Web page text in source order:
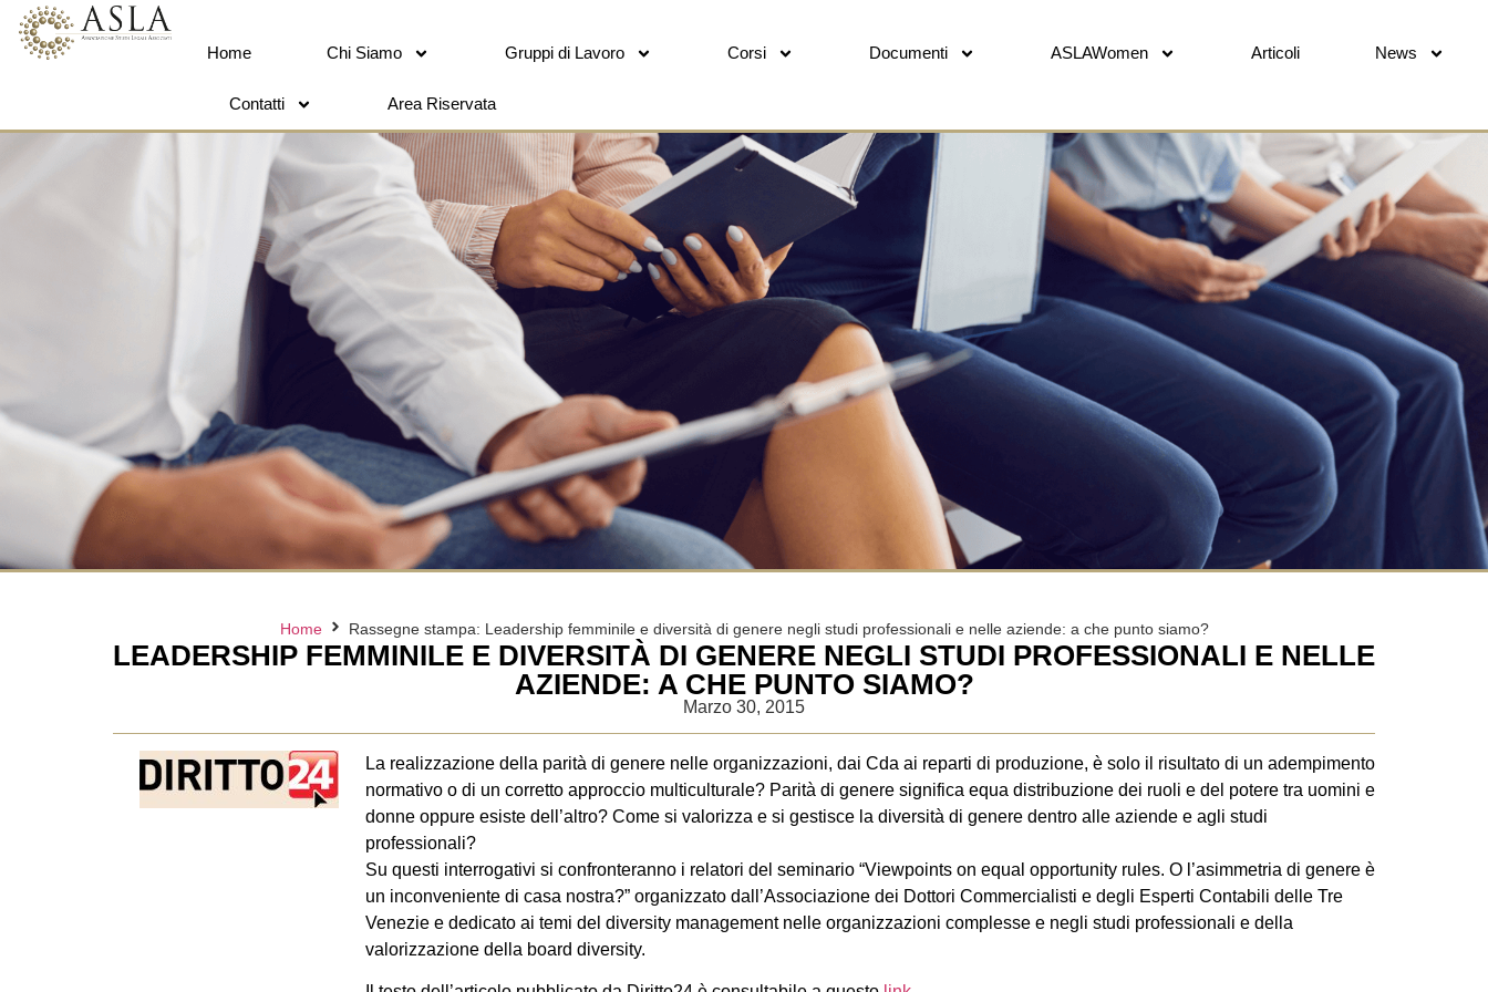
Home Chi Siamo Gruppi di Lavoro Corsi Documenti ASLAWomen Articoli News
Contatti Area Riservata
Home Rassegne stampa: Leadership femminile e diversità di genere negli studi professionali e nelle aziende: a che punto siamo?
LEADERSHIP FEMMINILE E DIVERSITÀ DI GENERE NEGLI STUDI PROFESSIONALI E NELLE
AZIENDE: A CHE PUNTO SIAMO?
Marzo 30, 2015
La realizzazione della parità di genere nelle organizzazioni, dai Cda ai reparti di produzione, è solo il risultato di un adempimento
normativo o di un corretto approccio multiculturale? Parità di genere significa equa distribuzione dei ruoli e del potere tra uomini e
donne oppure esiste dell’altro? Come si valorizza e si gestisce la diversità di genere dentro alle aziende e agli studi
professionali?
Su questi interrogativi si confronteranno i relatori del seminario “Viewpoints on equal opportunity rules. O l’asimmetria di genere è
un inconveniente di casa nostra?” organizzato dall’Associazione dei Dottori Commercialisti e degli Esperti Contabili delle Tre
Venezie e dedicato ai temi del diversity management nelle organizzazioni complesse e negli studi professionali e della
valorizzazione della board diversity.